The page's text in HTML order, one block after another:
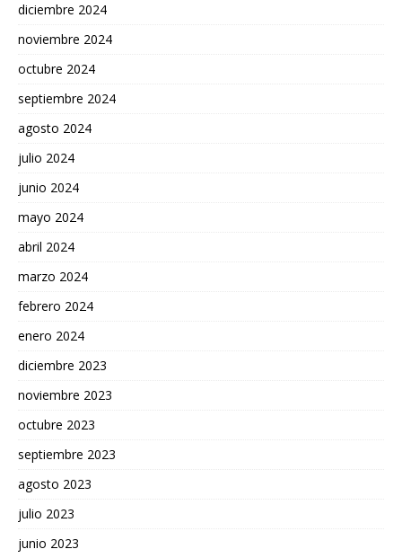
diciembre 2024
noviembre 2024
octubre 2024
septiembre 2024
agosto 2024
julio 2024
junio 2024
mayo 2024
abril 2024
marzo 2024
febrero 2024
enero 2024
diciembre 2023
noviembre 2023
octubre 2023
septiembre 2023
agosto 2023
julio 2023
junio 2023